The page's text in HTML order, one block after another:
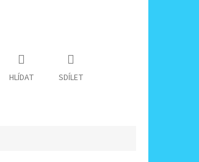
HLÍDAT SDÍLET